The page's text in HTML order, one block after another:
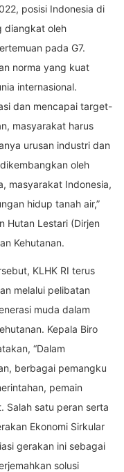
posisi Indonesia di
diangkat oleh
pada G7.
norma yang kuat
internasional.
dan mencapai target-
masyarakat harus
urusan industri dan
oleh
masyarakat Indonesia,
hidup tanah air,”
Hutan Lestari (Dirjen
Kehutanan.
KLHK RI terus
melalui pelibatan
muda dalam
Kepala Biro
“Dalam
berbagai pemangku
pemain
Salah satu peran serta
Ekonomi Sirkular
gerakan ini sebagai
solusi